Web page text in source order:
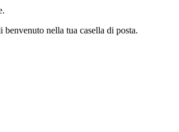
nella tua casella di posta.